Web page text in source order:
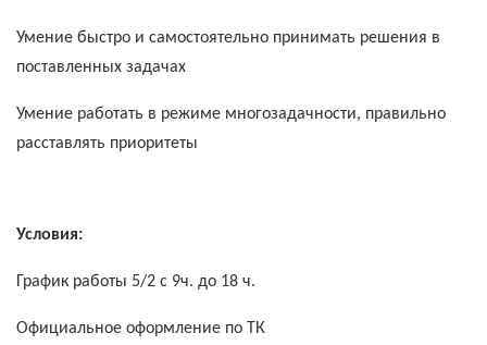
Умение быстро и самостоятельно принимать решения в
поставленных задачах
Умение работать в режиме многозадачности, правильно
расставлять приоритеты
Условия:
График работы 5/2 с 9ч. до 18 ч.
Официальное оформление по ТК